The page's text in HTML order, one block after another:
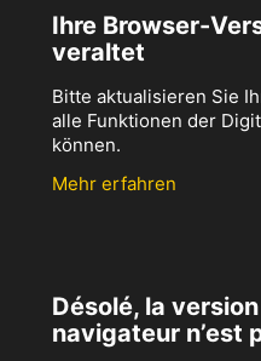
Ihre Browser-
veraltet
Bitte aktualisieren Sie
alle Funktionen der
können.
Mehr erfahren
Désolé, la
navigateur n’est